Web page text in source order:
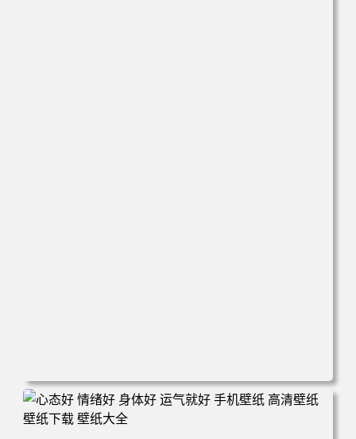
电脑壁纸 火影 鸣人 佐助 小樱 高清全屏手机壁纸 高清壁纸
壁纸下载 壁纸大全